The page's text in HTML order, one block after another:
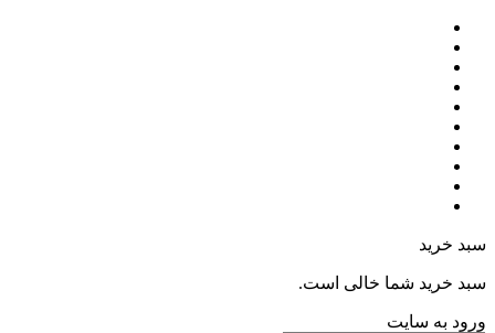
سبد خرید
سبد خرید شما خالی است.
ورود به سایت